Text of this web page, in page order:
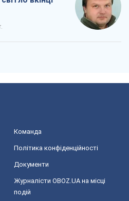
Команда
Політика конфіденційності
Документи
Журналісти OBOZ.UA на місці
подій